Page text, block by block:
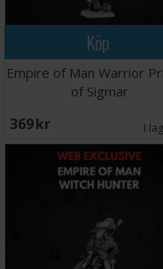
Köp
Empire of Man Warrior
of Sigmar
369 SEK I